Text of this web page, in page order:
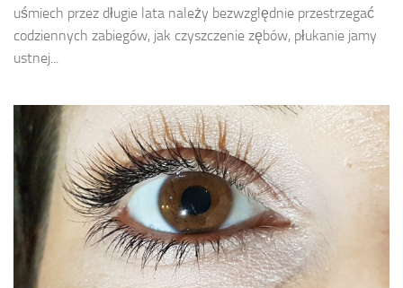
uśmiech przez długie lata należy bezwzględnie przestrzegać
codziennych zabiegów, jak czyszczenie zębów, płukanie jamy
ustnej...